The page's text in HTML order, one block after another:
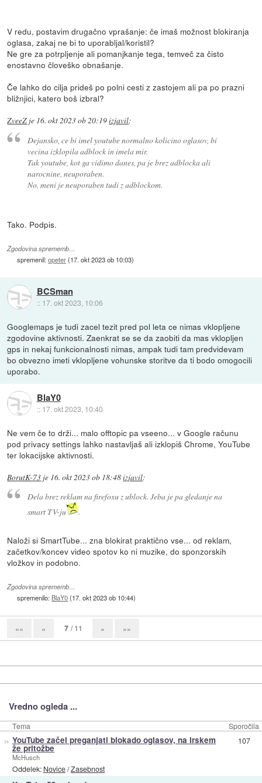
V redu, postavim drugačno vprašanje: če imaš možnost blokiranja
oglasa, zakaj ne bi to uporabljal/koristil?
Ne gre za potrpljenje ali pomanjkanje tega, temveč za čisto
enostavno človeško obnašanje.
Če lahko do cilja prideš po polni cesti z zastojem ali pa po prazni
bližnjici, katero boš izbral?
ZveeZ je 16. okt 2023 ob 20:19izjavil:
Dejansko, ce bi imel youtube normalno kolicino oglasov, bi
vecina izklopila adblock in imela mir.
Tak youtube, kot ga vidimo danes, pa je brez adblocka ali
narocnine, neuporaben.
No, meni je neuporaben tudi z adblockom.
Tako. Podpis.
Zgodovina sprememb…
spremenil:opeter(17. okt 2023 ob 10:03)
BCSman
:: 17. okt 2023, 10:06
Googlemaps je tudi zacel tezit pred pol leta ce nimas vklopljene
zgodovine aktivnosti. Zaenkrat se se da zaobiti da mas vklopljen
gps in nekaj funkcionalnosti nimas, ampak tudi tam predvidevam
bo obvezno imeti vklopljene vohunske storitve da ti bodo omogocili
uporabo.
BlaY0
:: 17. okt 2023, 10:40
Ne vem če to drži... malo offtopic pa vseeno... v Google računu
pod privacy settings lahko nastavljaš ali izklopiš Chrome, YouTube
ter lokacijske aktivnosti.
BorutK-73 je 16. okt 2023 ob 18:48izjavil:
Dela brez reklam na firefoxu z ublock. Jeba je pa gledanje na
smart TV-ju
.
Naloži si SmartTube... zna blokirat praktično vse... od reklam,
začetkov/koncev video spotov ko ni muzike, do sponzorskih
vložkov in podobno.
Zgodovina sprememb…
spremenilo: BlaY0(17. okt 2023 ob 10:44)
«« « 7 / 11 » »»
Vredno ogleda ...
Tema Sporočila
» YouTube začel preganjati blokado oglasov, na Irskem
že pritožbe
McHusch
Oddelek: Novice/Zasebnost
107